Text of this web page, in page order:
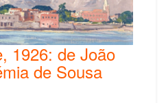
1926: de João
de Sousa